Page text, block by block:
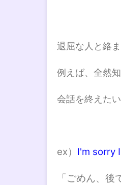
退屈な人と絡
例えば、全然
会話を終えた
ex） I'm sorry
「ごめん、